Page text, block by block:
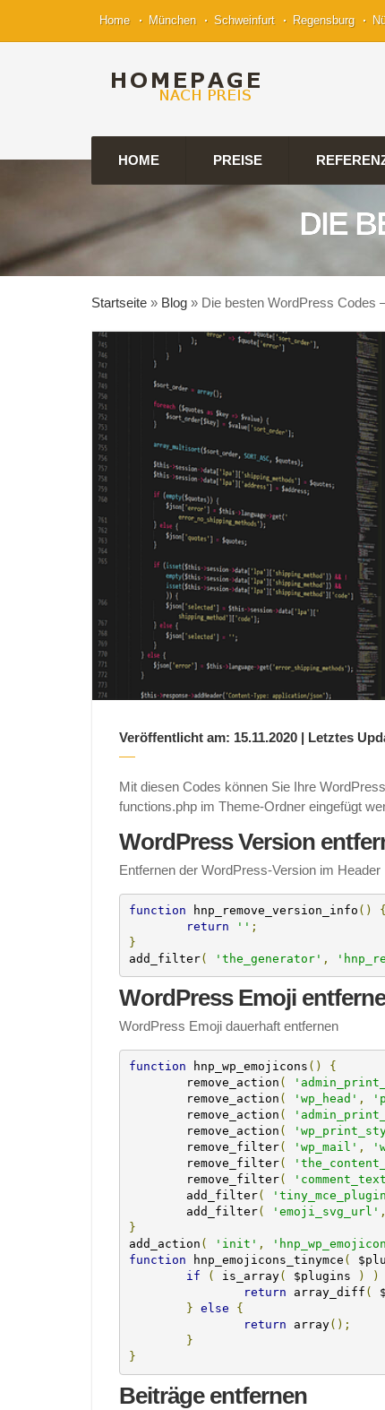
Home München Schweinfurt Regensburg
HOME PREISE
DIE
Startseite » Blog » Die besten WordPress Codes
Veröffentlicht am: 15.11.2020 | Letztes
Mit diesen Codes können Sie Ihre
functions.php im Theme-Ordner eingefügt
WordPress Version
Entfernen der WordPress-Version im Header
function hnp_remove_version_info ()
{
return
'' ;
}
add_filter( 'the_generator' ,
WordPress Emoji
WordPress Emoji dauerhaft entfernen
function hnp_wp_emojicons ()
{
	remove_action
(
	remove_action
( 'wp_head' ,
	remove_action
(
	remove_action
(
	remove_filter
( 'wp_mail' ,
	remove_filter
(
	remove_filter
(
	add_filter
(
	add_filter
( 'emoji_svg_url' ,
}
add_action ( 'init' ,
function hnp_emojicons_tinymce (
if
( is_array( $plugins ) )
return array_diff (
} else
{
return array();
}
}
Beiträge entfernen